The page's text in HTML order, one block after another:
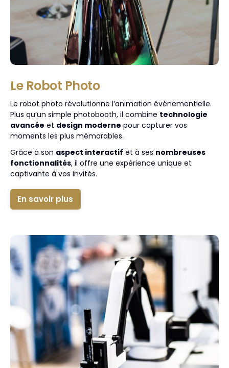
Le Robot Photo
Le robot photo révolutionne l’animation événementielle.
Plus qu’un simple photobooth, il combine technologie
avancée et design moderne pour capturer vos
moments les plus mémorables.
Grâce à son aspect interactif et à ses nombreuses
fonctionnalités, il offre une expérience unique et
captivante à vos invités.
En savoir plus